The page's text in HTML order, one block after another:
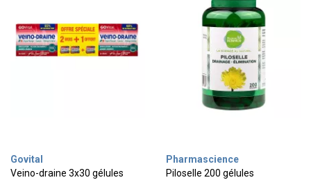
Govital
Veino-draine 3x30 gélules
Pharmascience
Piloselle 200 gélules